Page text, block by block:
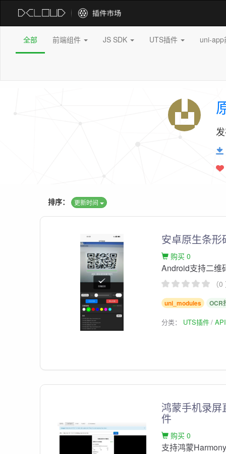
全部 前端组件 JS SDK UTS插件 uni-
排序： 更新时间
安卓原生条
购买 0
Android支持二维
（
uni_modules OCR
分类： UTS插件
鸿蒙手机录
件
购买 0
支持鸿蒙